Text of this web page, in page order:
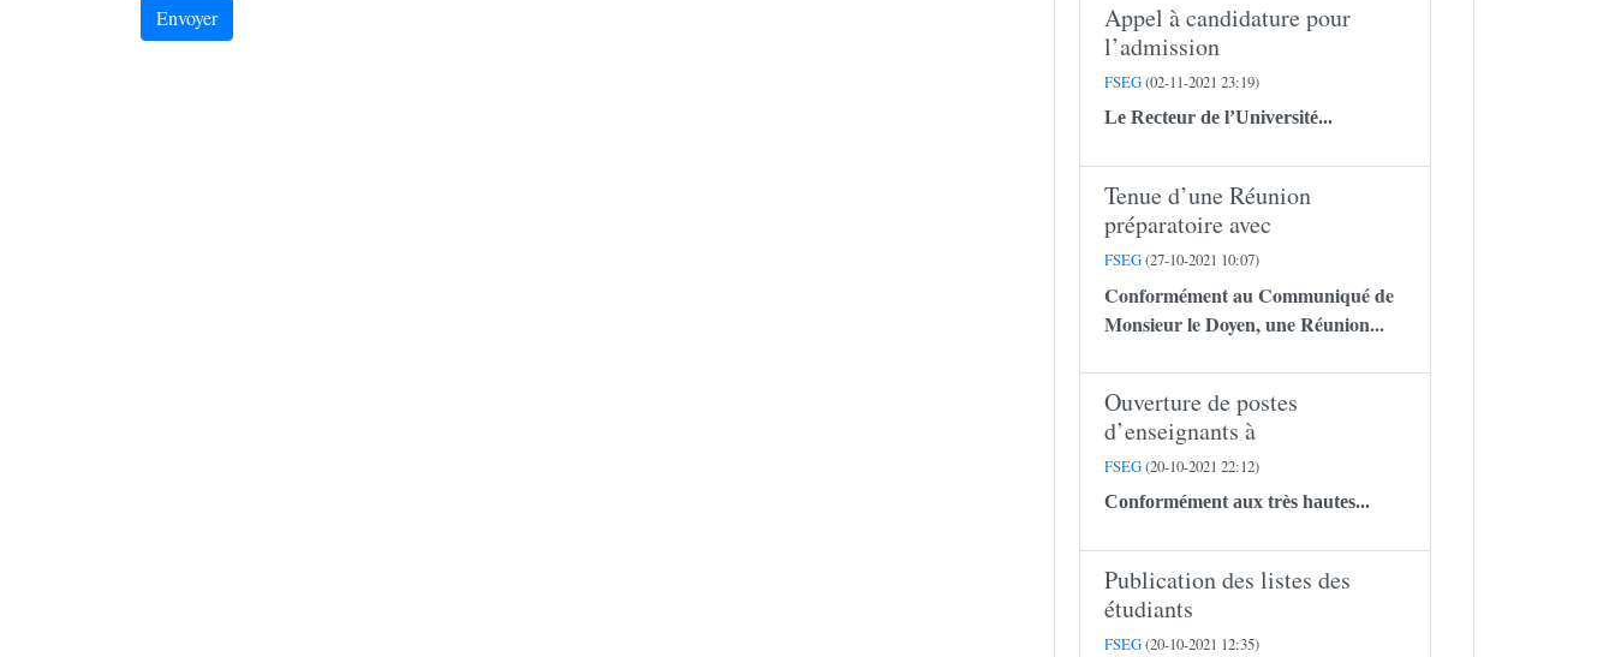
Envoyer
Appel à candidature pour
l’admission
FSEG(02-11-2021 23:19)
Le Recteur de l’Université...
Tenue d’une Réunion
préparatoire avec
FSEG(27-10-2021 10:07)
Conformément au Communiqué de
Monsieur le Doyen, une Réunion...
Ouverture de postes
d’enseignants à
FSEG(20-10-2021 22:12)
Conformément aux très hautes...
Publication des listes des
étudiants
FSEG(20-10-2021 12:35)